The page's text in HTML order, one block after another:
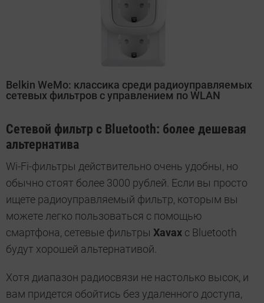
Belkin WeMo: классика среди радиоуправляемых
сетевых фильтров с управлением по WLAN
Сетевой фильтр с Bluetooth: более дешевая
альтернатива
Wi-Fi-фильтры действительно очень удобны, но
обычно стоят более 3000 рублей. Если вы просто
ищете радиоуправляемый фильтр, которым вы
можете легко пользоваться с помощью
смартфона, сетевые фильтры Xavax с Bluetooth
будут хорошей альтернативой.
Хотя диапазон радиосвязи не настолько высок, и
вам придется обойтись без удаленного доступа,